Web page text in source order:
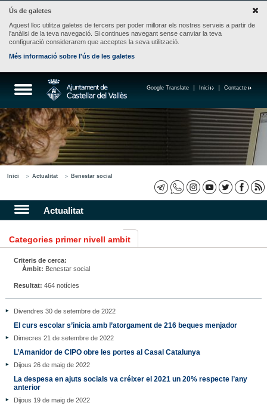
Ús de galetes
Aquest lloc utilitza galetes de tercers per poder millorar els nostres serveis a partir de
l'anàlisi de la teva navegació. Si continues navegant sense canviar la teva
configuració considerarem que acceptes la seva utilització.
Més informació sobre l'ús de les galetes
Contacte
Inici
Google Translate
Inici Actualitat Benestar social
Actualitat
Categories primer nivell ambit
Criteris de cerca:
Àmbit: Benestar social
Resultat: 464 notícies
Divendres 30 de setembre de 2022
El curs escolar s’inicia amb l’atorgament de 216 beques menjador
Dimecres 21 de setembre de 2022
L’Amanidor de CIPO obre les portes al Casal Catalunya
Dijous 26 de maig de 2022
La despesa en ajuts socials va créixer el 2021 un 20% respecte l’any
anterior
Dijous 19 de maig de 2022